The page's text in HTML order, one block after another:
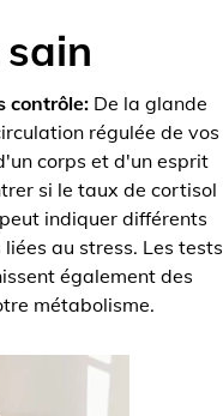
contrôle:De la glande
régulée de vos
corps et d'un esprit
si le taux de cortisol
indiquer différents
au stress. Les tests
également des
métabolisme.